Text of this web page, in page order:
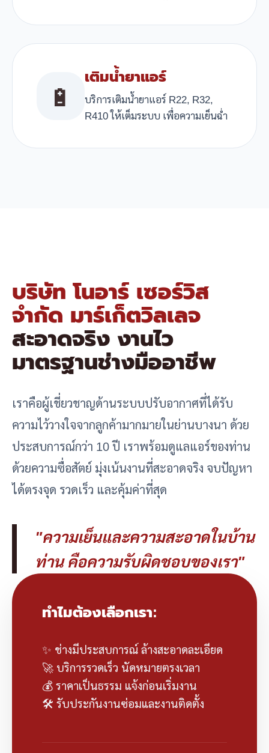
🔋
เติมน้ำยาแอร์
บริการเติมน้ำยาแอร์ R22, R32,
R410 ให้เต็มระบบ เพื่อความเย็นฉ่ำ
บริษัท โนอาร์ เซอร์วิส
จำกัด มาร์เก็ตวิลเลจ
สะอาดจริง งานไว
มาตรฐานช่างมืออาชีพ
เราคือผู้เชี่ยวชาญด้านระบบปรับอากาศที่ได้รับ
ความไว้วางใจจากลูกค้ามากมายในย่านบางนา ด้วย
ประสบการณ์กว่า 10 ปี เราพร้อมดูแลแอร์ของท่าน
ด้วยความซื่อสัตย์ มุ่งเน้นงานที่สะอาดจริง จบปัญหา
ได้ตรงจุด รวดเร็ว และคุ้มค่าที่สุด
"ความเย็นและความสะอาดในบ้าน
ท่าน คือความรับผิดชอบของเรา"
ทำไมต้องเลือกเรา:
✨ ช่างมีประสบการณ์ ล้างสะอาดละเอียด
🚀 บริการรวดเร็ว นัดหมายตรงเวลา
💰 ราคาเป็นธรรม แจ้งก่อนเริ่มงาน
🛠️ รับประกันงานซ่อมและงานติดตั้ง